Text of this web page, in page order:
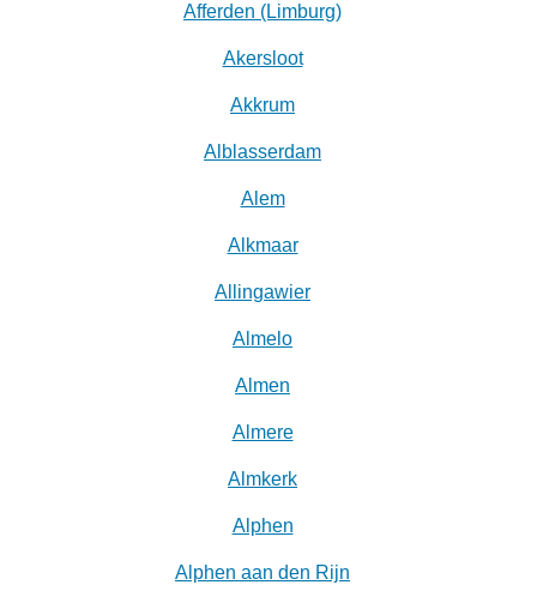
Afferden (Limburg)
Akersloot
Akkrum
Alblasserdam
Alem
Alkmaar
Allingawier
Almelo
Almen
Almere
Almkerk
Alphen
Alphen aan den Rijn